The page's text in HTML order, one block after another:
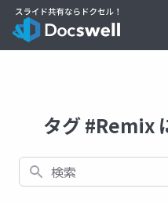
タグ #Remix
検索